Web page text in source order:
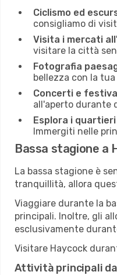
Ciclismo ed
consigliamo di
Visita i mercati
visitare la città
Fotografia
bellezza con la
Concerti e
all'aperto durante
Esplora i
Immergiti nelle
Bassa stagione a
La bassa stagione è
tranquillità, allora
Viaggiare durante la
principali. Inoltre, gli
esclusivamente
Visitare Haycock
Attività principali